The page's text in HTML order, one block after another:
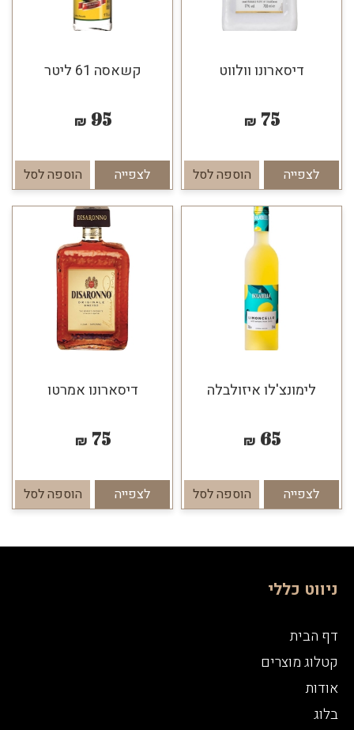
דיסארונו וולווט
75
₪
לצפייה הוספה לסל
קשאסה 61 ליטר
95
₪
לצפייה הוספה לסל
לימונצ'לו איזולבלה
65
₪
לצפייה הוספה לסל
דיסארונו אמרטו
75
₪
לצפייה הוספה לסל
ניווט כללי
דף הבית
קטלוג מוצרים
אודות
בלוג